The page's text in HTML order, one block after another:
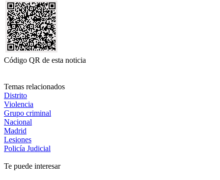
Código QR de esta noticia
Temas relacionados
Distrito
Violencia
Grupo criminal
Nacional
Madrid
Lesiones
Policía Judicial
Te puede interesar